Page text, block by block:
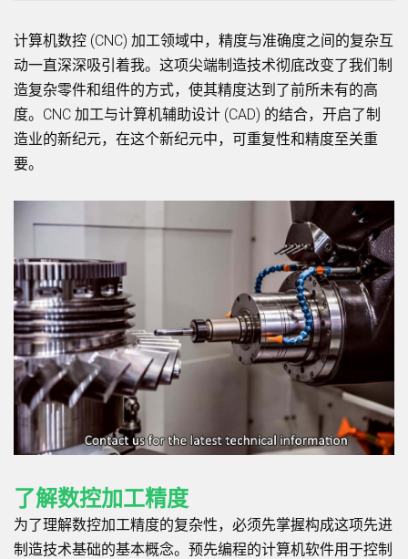
计算机数控 (CNC) 加工领域中，精度与准确度之间的复杂互
动一直深深吸引着我。这项尖端制造技术彻底改变了我们制
造复杂零件和组件的方式，使其精度达到了前所未有的高
度。CNC 加工与计算机辅助设计 (CAD) 的结合，开启了制
造业的新纪元，在这个新纪元中，可重复性和精度至关重
要。
了解数控加工精度
为了理解数控加工精度的复杂性，必须先掌握构成这项先进
制造技术基础的基本概念。预先编程的计算机软件用于控制